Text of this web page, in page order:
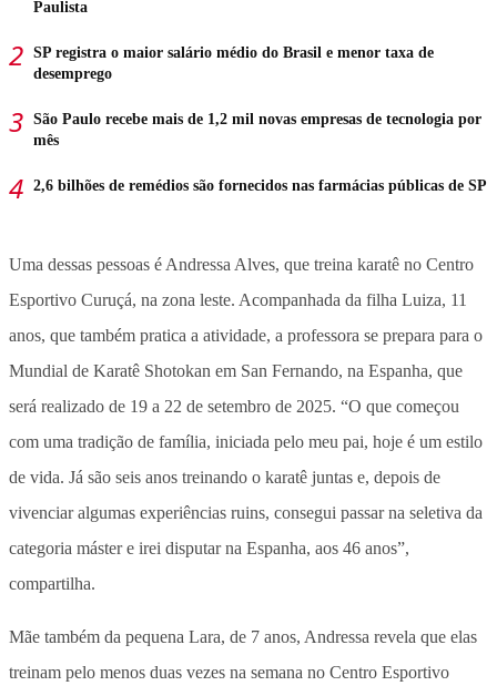
Paulista
SP registra o maior salário médio do Brasil e menor taxa de
desemprego
São Paulo recebe mais de 1,2 mil novas empresas de tecnologia por
mês
2,6 bilhões de remédios são fornecidos nas farmácias públicas de SP
Uma dessas pessoas é Andressa Alves, que treina karatê no Centro
Esportivo Curuçá, na zona leste. Acompanhada da filha Luiza, 11
anos, que também pratica a atividade, a professora se prepara para o
Mundial de Karatê Shotokan em San Fernando, na Espanha, que
será realizado de 19 a 22 de setembro de 2025. “O que começou
com uma tradição de família, iniciada pelo meu pai, hoje é um estilo
de vida. Já são seis anos treinando o karatê juntas e, depois de
vivenciar algumas experiências ruins, consegui passar na seletiva da
categoria máster e irei disputar na Espanha, aos 46 anos”,
compartilha.
Mãe também da pequena Lara, de 7 anos, Andressa revela que elas
treinam pelo menos duas vezes na semana no Centro Esportivo